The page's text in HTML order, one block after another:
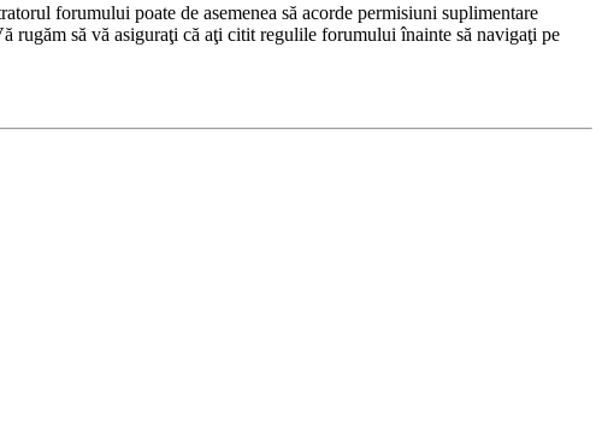
forumului poate de asemenea să acorde permisiuni suplimentare
să vă asiguraţi că aţi citit regulile forumului înainte să navigaţi pe